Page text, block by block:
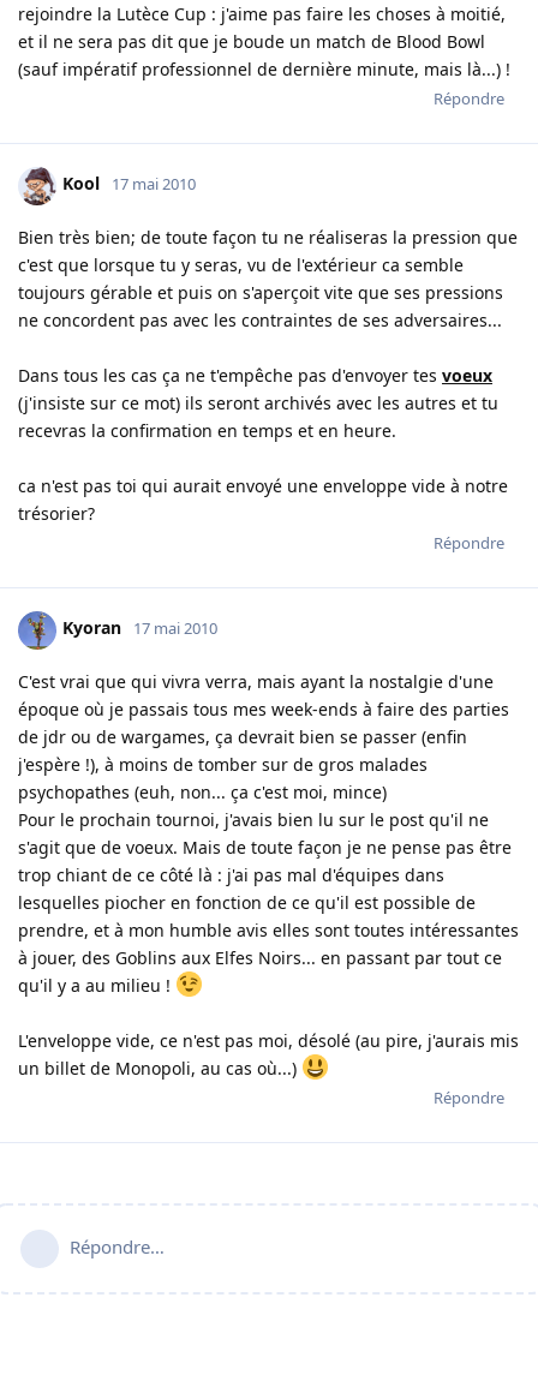
rejoindre la Lutèce Cup : j'aime pas faire les choses à moitié,
et il ne sera pas dit que je boude un match de Blood Bowl
(sauf impératif professionnel de dernière minute, mais là...) !
Répondre
Kool 17 mai 2010
Bien très bien; de toute façon tu ne réaliseras la pression que
c'est que lorsque tu y seras, vu de l'extérieur ca semble
toujours gérable et puis on s'aperçoit vite que ses pressions
ne concordent pas avec les contraintes de ses adversaires...
Dans tous les cas ça ne t'empêche pas d'envoyer tes voeux
(j'insiste sur ce mot) ils seront archivés avec les autres et tu
recevras la confirmation en temps et en heure.
ca n'est pas toi qui aurait envoyé une enveloppe vide à notre
trésorier?
Répondre
Kyoran 17 mai 2010
C'est vrai que qui vivra verra, mais ayant la nostalgie d'une
époque où je passais tous mes week-ends à faire des parties
de jdr ou de wargames, ça devrait bien se passer (enfin
j'espère !), à moins de tomber sur de gros malades
psychopathes (euh, non... ça c'est moi, mince)
Pour le prochain tournoi, j'avais bien lu sur le post qu'il ne
s'agit que de voeux. Mais de toute façon je ne pense pas être
trop chiant de ce côté là : j'ai pas mal d'équipes dans
lesquelles piocher en fonction de ce qu'il est possible de
prendre, et à mon humble avis elles sont toutes intéressantes
à jouer, des Goblins aux Elfes Noirs... en passant par tout ce
qu'il y a au milieu !
L'enveloppe vide, ce n'est pas moi, désolé (au pire, j'aurais mis
un billet de Monopoli, au cas où...)
Répondre
Répondre…